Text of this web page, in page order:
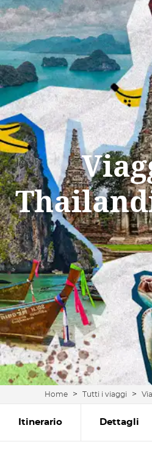
Tutti i viaggi Prossime
Home > Tutti i viaggi >
Itinerario Dettagli